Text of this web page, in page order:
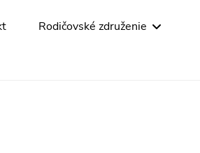
Rodičovské združenie